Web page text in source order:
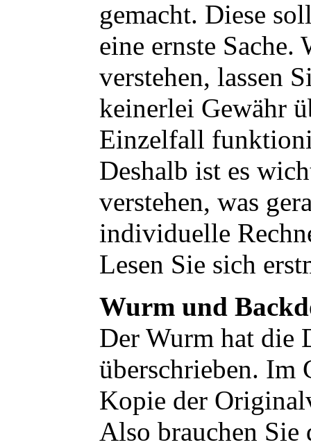
gemacht. Diese
eine ernste
verstehen, lassen
keinerlei Gewähr
Einzelfall
Deshalb ist es
verstehen, was
individuelle
Lesen Sie sich
Wurm und
Der Wurm hat die
überschrieben. Im
Kopie der
Also brauchen